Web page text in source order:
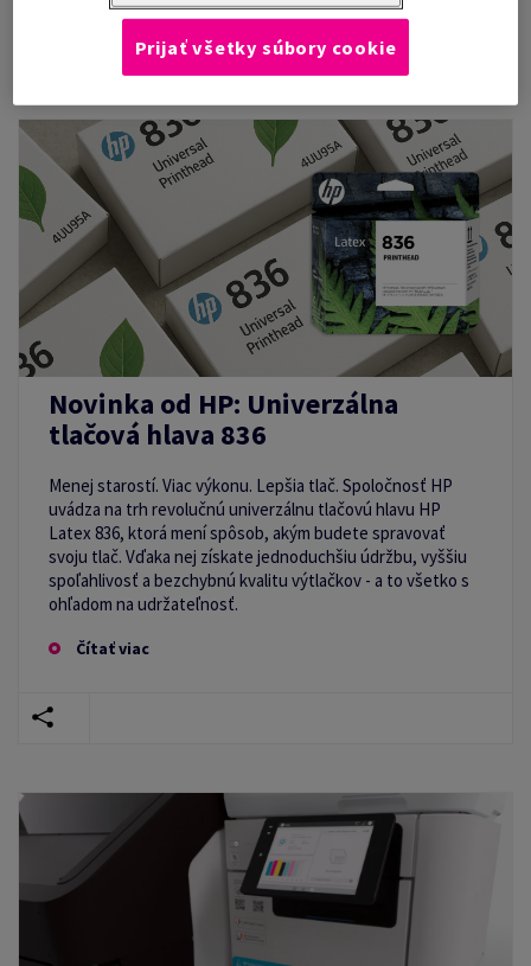
Novinka od HP: Univerzálna
tlačová hlava 836
Menej starostí. Viac výkonu. Lepšia tlač. Spoločnosť HP
uvádza na trh revolučnú univerzálnu tlačovú hlavu HP
Latex 836, ktorá mení spôsob, akým budete spravovať
svoju tlač. Vďaka nej získate jednoduchšiu údržbu, vyššiu
spoľahlivosť a bezchybnú kvalitu výtlačkov - a to všetko s
ohľadom na udržateľnosť.
Čítať viac
Prijať všetky súbory cookie